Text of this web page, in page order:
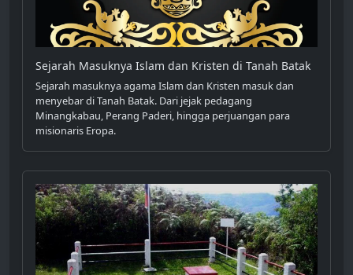
Sejarah Masuknya Islam dan Kristen di Tanah Batak
Sejarah masuknya agama Islam dan Kristen masuk dan
menyebar di Tanah Batak. Dari jejak pedagang
Minangkabau, Perang Paderi, hingga perjuangan para
misionaris Eropa.